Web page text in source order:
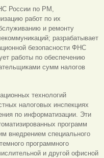
России по РМ,
работ по их
и ремонту
разрабатывает
безопасности ФНС
работы по обеспечению
сумм налогов
технологий
налоговых инспекциях
по информатизации. Эти
программ
внедрением специального
программного
и другой офисной